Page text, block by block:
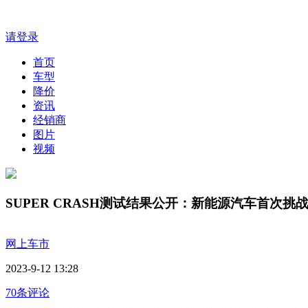
请登录
首页
车型
降价
资讯
经销商
图片
视频
SUPER CRASH测试结果公开：新能源汽车首次挑
网上车市
2023-9-12 13:28
70条评论